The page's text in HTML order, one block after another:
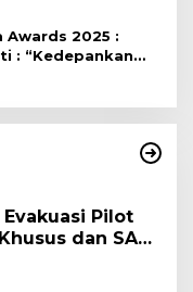
Awards 2025 :
: “Kedepankan
Pilot
dan SAR